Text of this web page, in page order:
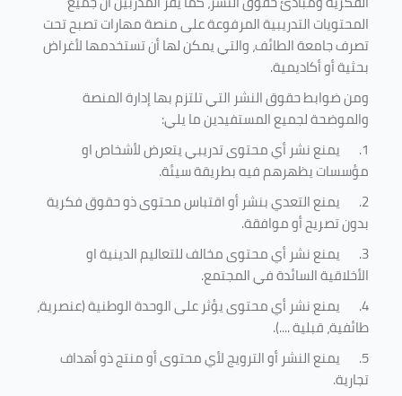
المحتويات التدريبية المرفوعة على منصة مهارات تصبح تحت
تصرف جامعة الطائف، والتي يمكن لها أن تستخدمها لأغراض
بحثية أو أكاديمية.
ومن ضوابط حقوق النشر التي تلتزم بها إدارة المنصة
والموضحة لجميع المستفيدين ما يلي:
1.
يمنع نشر أي محتوى تدريبي يتعرض لأشخاص او
مؤسسات يظهرهم فيه بطريقة سيئة.
2.
يمنع التعدي بنشر أو اقتباس محتوى ذو حقوق فكرية
بدون تصريح أو موافقة.
3.
يمنع نشر أي محتوى مخالف للتعاليم الدينية او
الأخلاقية السائدة في المجتمع.
4.
يمنع نشر أي محتوى يؤثر على الوحدة الوطنية (عنصرية،
طائفية، قبلية ....).
5.
يمنع النشر أو الترويج لأي محتوى أو منتج ذو أهداف
تجارية.